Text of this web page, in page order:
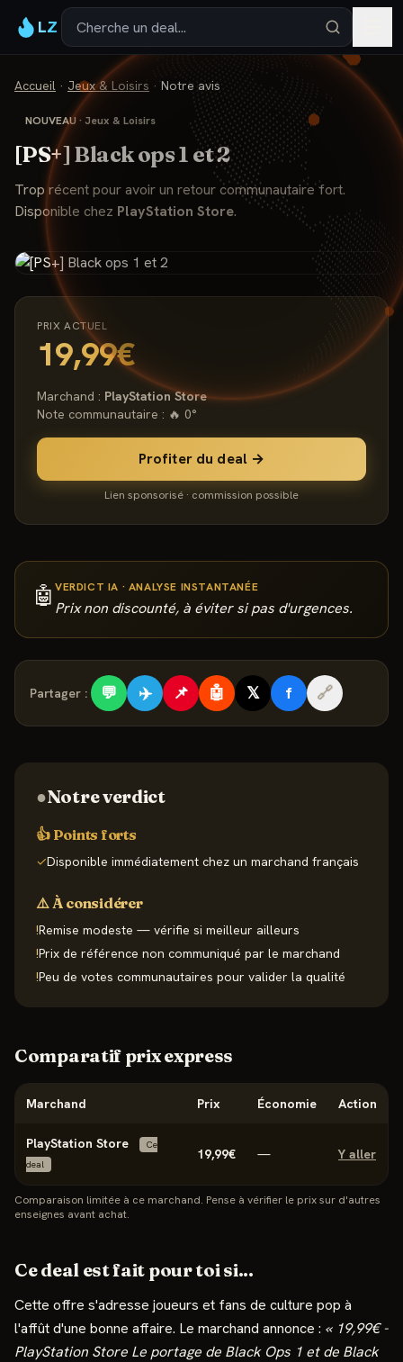
LZ
Accueil · Jeux & Loisirs · Notre avis
NOUVEAU· Jeux & Loisirs
[PS+] Black ops 1 et 2
Trop récent pour avoir un retour communautaire fort.
Disponible chez PlayStation Store.
PRIX ACTUEL
19,99€
Marchand : PlayStation Store
Note communautaire : 🔥 0°
Profiter du deal →
Lien sponsorisé · commission possible
🤖 VERDICT IA · ANALYSE INSTANTANÉE
Prix non discounté, à éviter si pas d'urgences.
Partager : 💬 ✈️ 📌 🤖 𝕏 f 🔗
●Notre verdict
👍 Points forts
✓Disponible immédiatement chez un marchand français
⚠️ À considérer
!Remise modeste — vérifie si meilleur ailleurs
!Prix de référence non communiqué par le marchand
!Peu de votes communautaires pour valider la qualité
Comparatif prix express
Marchand Prix Économie Action
PlayStation Store
Ce
deal
19,99€ — Y aller
Comparaison limitée à ce marchand. Pense à vérifier le prix sur d'autres
enseignes avant achat.
Ce deal est fait pour toi si...
Cette offre s'adresse joueurs et fans de culture pop à
l'affût d'une bonne affaire. Le marchand annonce : « 19,99€ -
PlayStation Store Le portage de Black Ops 1 et de Black